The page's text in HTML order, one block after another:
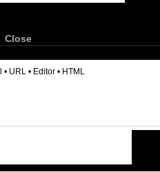
Close
• URL • Editor • HTML